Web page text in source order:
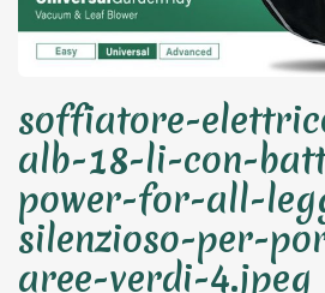
soffiatore-
alb-18-li-con-
power-for-all-
silenzioso-per-
aree-verdi-4.jpeg